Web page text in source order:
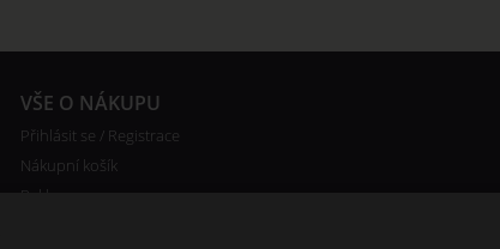
VŠE O NÁKUPU
Přihlásit se / Registrace
Nákupní košík
Reklamace